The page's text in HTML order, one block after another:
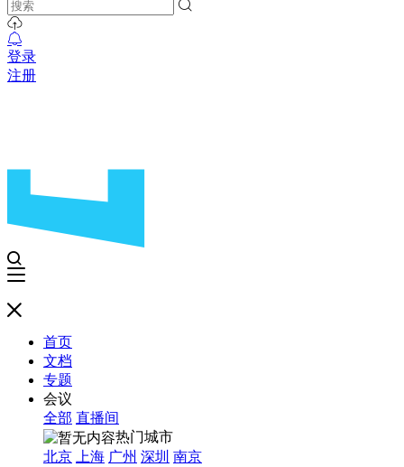
登录
注册
首页
文档
专题
会议
全部 直播间
热门城市
北京
上海 广州 深圳 南京